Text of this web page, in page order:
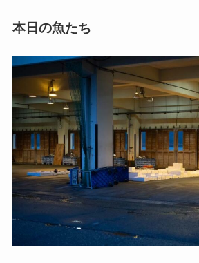
本日の魚たち